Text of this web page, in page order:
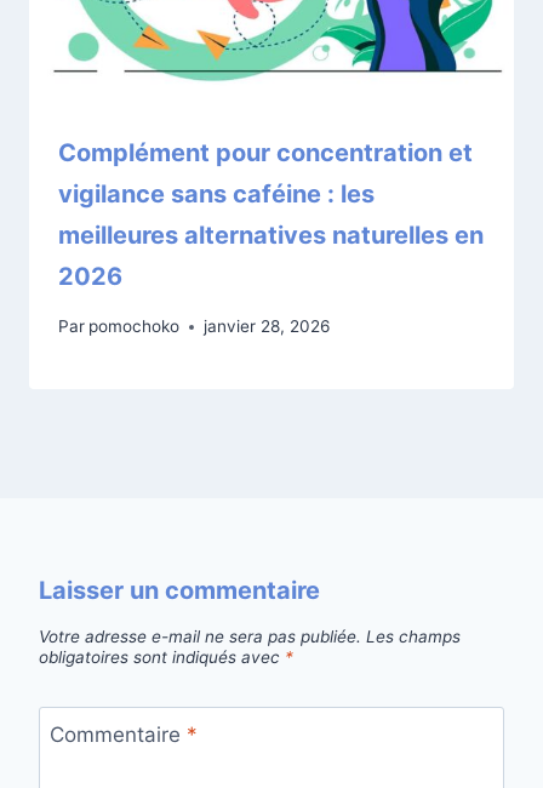
Complément pour concentration et
vigilance sans caféine : les
meilleures alternatives naturelles en
2026
Par pomochoko janvier 28, 2026
Laisser un commentaire
Votre adresse e-mail ne sera pas publiée. Les champs
obligatoires sont indiqués avec *
Commentaire *